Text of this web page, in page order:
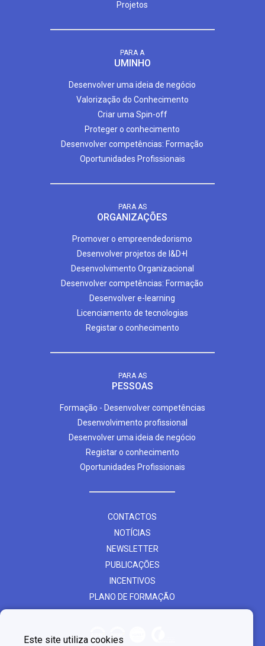
Projetos
PARA A
UMINHO
Desenvolver uma ideia de negócio
Valorização do Conhecimento
Criar uma Spin-off
Proteger o conhecimento
Desenvolver competências: Formação
Oportunidades Profissionais
PARA AS
ORGANIZAÇÕES
Promover o empreendedorismo
Desenvolver projetos de I&D+I
Desenvolvimento Organizacional
Desenvolver competências: Formação
Desenvolver e-learning
Licenciamento de tecnologias
Registar o conhecimento
PARA AS
PESSOAS
Formação - Desenvolver competências
Desenvolvimento profissional
Desenvolver uma ideia de negócio
Registar o conhecimento
Oportunidades Profissionais
CONTACTOS
NOTÍCIAS
NEWSLETTER
PUBLICAÇÕES
INCENTIVOS
PLANO DE FORMAÇÃO
Este site utiliza cookies